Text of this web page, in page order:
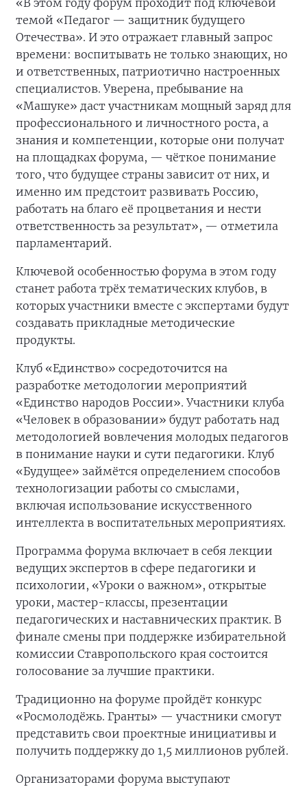
«В этом году форум проходит под ключевой
темой «Педагог — защитник будущего
Отечества». И это отражает главный запрос
времени: воспитывать не только знающих, но
и ответственных, патриотично настроенных
специалистов. Уверена, пребывание на
«Машуке» даст участникам мощный заряд для
профессионального и личностного роста, а
знания и компетенции, которые они получат
на площадках форума, — чёткое понимание
того, что будущее страны зависит от них, и
именно им предстоит развивать Россию,
работать на благо её процветания и нести
ответственность за результат», — отметила
парламентарий.
Ключевой особенностью форума в этом году
станет работа трёх тематических клубов, в
которых участники вместе с экспертами будут
создавать прикладные методические
продукты.
Клуб «Единство» сосредоточится на
разработке методологии мероприятий
«Единство народов России». Участники клуба
«Человек в образовании» будут работать над
методологией вовлечения молодых педагогов
в понимание науки и сути педагогики. Клуб
«Будущее» займётся определением способов
технологизации работы со смыслами,
включая использование искусственного
интеллекта в воспитательных мероприятиях.
Программа форума включает в себя лекции
ведущих экспертов в сфере педагогики и
психологии, «Уроки о важном», открытые
уроки, мастер-классы, презентации
педагогических и наставнических практик. В
финале смены при поддержке избирательной
комиссии Ставропольского края состоится
голосование за лучшие практики.
Традиционно на форуме пройдёт конкурс
«Росмолодёжь. Гранты» — участники смогут
представить свои проектные инициативы и
получить поддержку до 1,5 миллионов рублей.
Организаторами форума выступают